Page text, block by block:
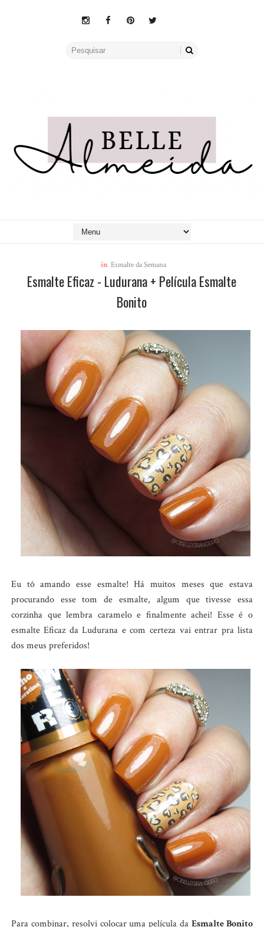
in Esmalte da Semana
Esmalte Eficaz - Ludurana + Película Esmalte
Bonito
Eu tô amando esse esmalte! Há muitos meses que estava
procurando esse tom de esmalte, algum que tivesse essa
corzinha que lembra caramelo e finalmente achei! Esse é o
esmalte Eficaz da Ludurana e com certeza vai entrar pra lista
dos meus preferidos!
Para combinar, resolvi colocar uma película daEsmalte Bonito